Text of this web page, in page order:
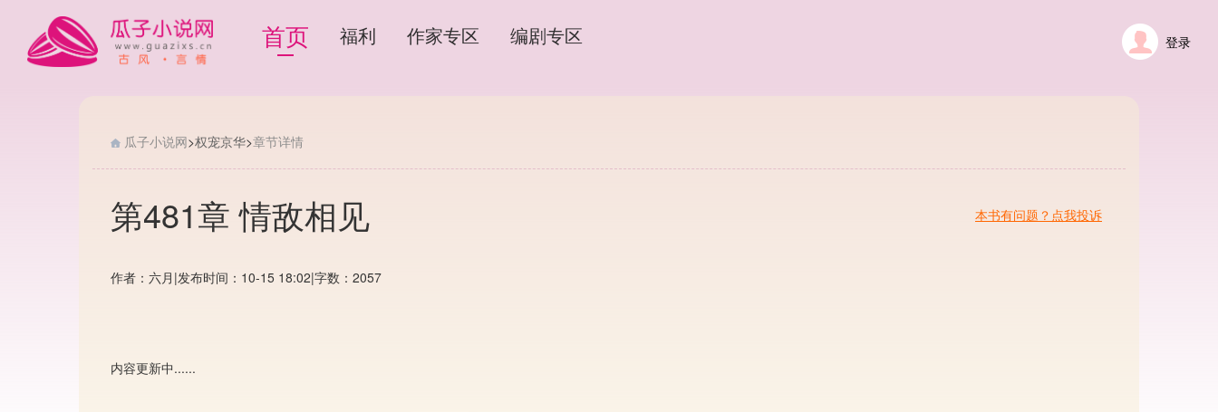
首页 福利 作家专区 编剧专区 登录
瓜子小说网>权宠京华>章节详情
本书有问题？点我投诉
第481章 情敌相见
作者：六月 |发布时间：10-15 18:02|字数：2057
内容更新中......